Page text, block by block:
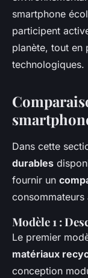
smartphone
participent
planète, tout en
technologiques.
Dans cette
durables
fournir un
Modèle 1 :
Le premier
matériaux
conception